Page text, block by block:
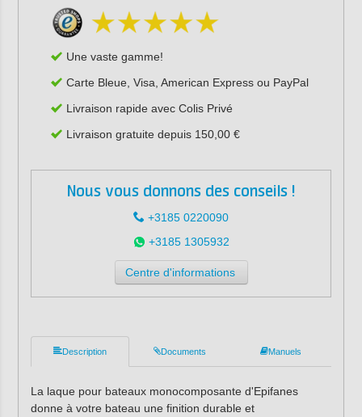
Une vaste gamme!
Carte Bleue, Visa, American Express ou PayPal
Livraison rapide avec Colis Privé
Livraison gratuite depuis 150,00 €
Nous vous donnons des conseils !
+3185 0220090
+3185 1305932
Centre d'informations
Description Documents Manuels
La laque pour bateaux monocomposante d'Epifanes
donne à votre bateau une finition durable et